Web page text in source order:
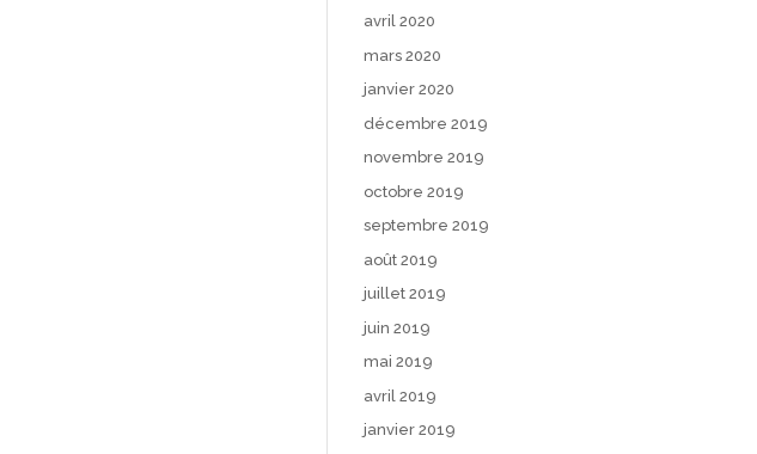
avril 2020
mars 2020
janvier 2020
décembre 2019
novembre 2019
octobre 2019
septembre 2019
août 2019
juillet 2019
juin 2019
mai 2019
avril 2019
janvier 2019